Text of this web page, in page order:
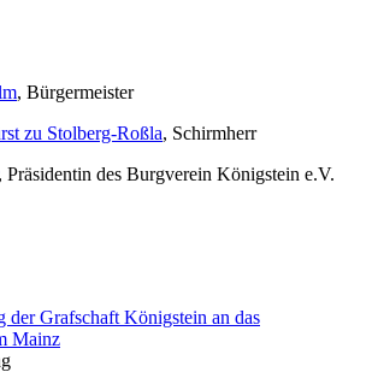
, Bürgermeister
zu Stolberg-Roßla, Schirmherr
Präsidentin des Burgverein Königstein e.V.
der Grafschaft Königstein an das
Mainz